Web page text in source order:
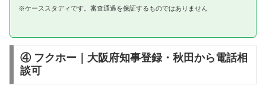
※ケーススタディです。審査通過を保証するものではありません
④ フクホー｜大阪府知事登録・秋田から電話相
談可